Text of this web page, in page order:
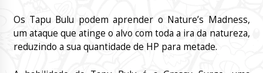
Os Tapu Bulu podem aprender o Nature’s Madness,
um ataque que atinge o alvo com toda a ira da natureza,
reduzindo a sua quantidade de HP para metade.